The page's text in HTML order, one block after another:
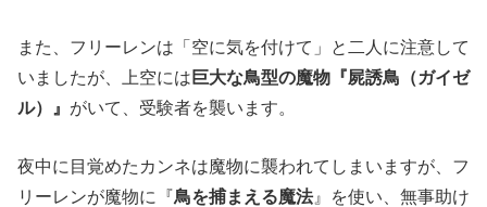
また、フリーレンは「空に気を付けて」と二人に注意して
いましたが、上空には 巨大な鳥型の魔物『屍誘鳥（ガイゼ
ル）』 がいて、受験者を襲います。
夜中に目覚めたカンネは魔物に襲われてしまいますが、フ
リーレンが魔物に『鳥を捕まえる魔法』を使い、無事助け